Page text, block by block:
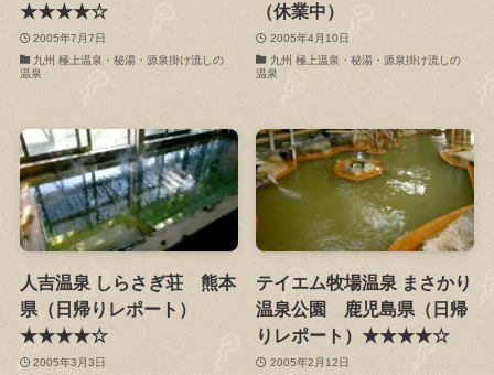
★★★★☆
2005年7月7日
九州 極上温泉・秘湯・源泉掛け流しの
温泉
（休業中）
2005年4月10日
九州 極上温泉・秘湯・源泉掛け流しの
温泉
人吉温泉 しらさぎ荘 熊本
県（日帰りレポート）
★★★★☆
2005年3月3日
テイエム牧場温泉 まさかり
温泉公園 鹿児島県（日帰
りレポート）★★★★☆
2005年2月12日